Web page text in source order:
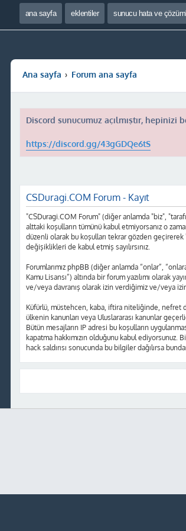
ana sayfa eklentiler sunucu hata ve
Ana sayfa Forum ana sayfa
Discord sunucumuz açılmıştır, hepinizi
https://discord.gg/43gGDQe6tS
CSDuragi.COM Forum - Kayıt
"CSDuragi.COM Forum" (diğer anlamda "biz",
alttaki koşulların tümünü kabul etmiyorsanız o
düzenli olarak bu koşulları tekrar gözden
değişiklikleri de kabul etmiş sayılırsınız.
Forumlarımız phpBB (diğer anlamda “onlar”,
Kamu Lisansı”) altında bir forum yazılımı olarak
ve/veya davranış olarak izin verdiğimiz ve/veya
Küfürlü, müstehcen, kaba, iftira niteliğinde, nefret
ülkenin kanunları veya Uluslararası kanunlar
Bütün mesajların IP adresi bu koşulların
kapatma hakkımızın olduğunu kabul
hack saldırısı sonucunda bu bilgiler dağılırsa